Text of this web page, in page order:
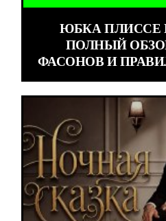
ЮБКА ПЛИССЕ
ПОЛНЫЙ
ФАСОНОВ И